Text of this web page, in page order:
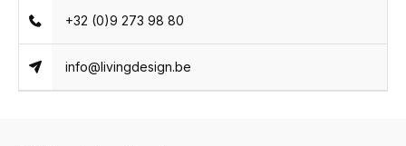
+32 (0)9 273 98 80
info@livingdesign.be